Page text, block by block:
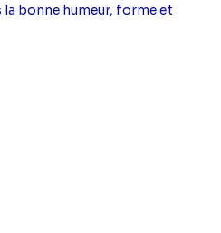
bonne humeur, forme et